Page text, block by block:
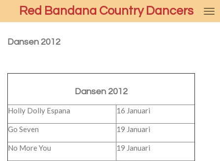
direct
de
Red Bandana Country Dancers
Dansen 2012
Dansen 2012
Holly Dolly Espana 16 Januari
Go Seven 19 Januari
No More You 19 Januari